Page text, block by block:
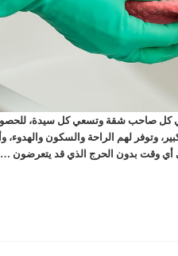
كل صاحب شقة وتسعي كل سيدة،
وتوفر لهم الراحة والسكون والهدوء،
أي وقت بدون الحرج الذي قد يتعرضون …